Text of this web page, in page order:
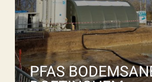
PFAS